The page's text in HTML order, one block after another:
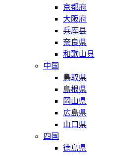
京都府
大阪府
兵库县
奈良県
和歌山县
中国
鳥取県
島根県
岡山県
広島県
山口県
四国
徳島県